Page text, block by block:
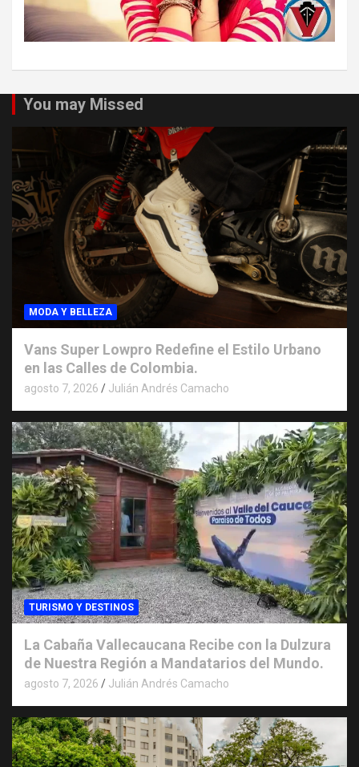
You may Missed
MODA Y BELLEZA
Vans Super Lowpro Redefine el Estilo Urbano
en las Calles de Colombia.
agosto 7, 2026 Julián Andrés Camacho
TURISMO Y DESTINOS
La Cabaña Vallecaucana Recibe con la Dulzura
de Nuestra Región a Mandatarios del Mundo.
agosto 7, 2026 Julián Andrés Camacho